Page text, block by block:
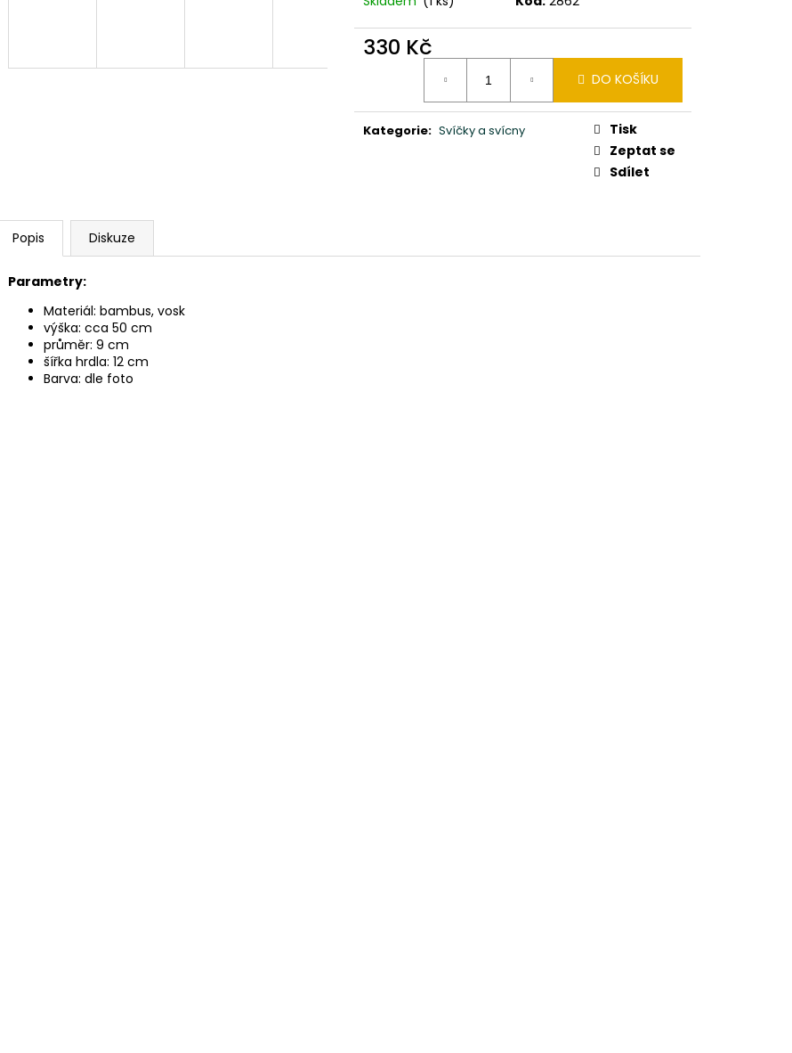
330 Kč
DO KOŠÍKU
Kategorie: Svíčky a svícny
Tisk
Zeptat se
Sdílet
Popis Diskuze
Parametry:
Materiál: bambus, vosk
výška: cca 50 cm
průměr: 9 cm
šířka hrdla: 12 cm
Barva: dle foto
SLON STOJÍCÍ 20X24X10CM PATINA DB